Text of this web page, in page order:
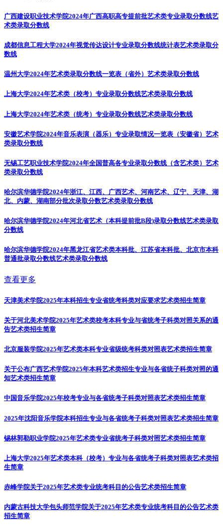
广西建设职业技术学院2024年广西高职高专提前批艺术类专业录取分数线艺
术类录取分数线
成都信息工程大学2024年视觉传达设计专业录取分数线统计表艺术类录取分
数线
温州大学2024年艺术类录取分数线一览表（省外） 艺术类录取分数线
上海大学2024年艺术类（校考）专业录取分数线艺术类录取分数线
上海大学2024年艺术类（统考）专业录取分数线艺术类录取分数线
安徽艺术学院2024年音乐表演（器乐）专业录取情况一览表（安徽省） 艺术
类录取分数线
无锡工艺职业技术学院2024年全国普高各专业录取分数线（含艺术类） 艺术
类录取分数线
哈尔滨华德学院2024年浙江、江西、广西艺术、河南艺术、辽宁、天津、湖
北、内蒙、湖南部分批次录取分数艺术类录取分数线
哈尔滨华德学院2024年河北省艺术（本科提前批B段)录取分数线艺术类录取
分数线
哈尔滨华德学院2024年黑龙江省艺术类本科批、江苏省本科批、北京市本科
普通批录取分数线艺术类录取分数线
查看更多
天津美术学院2025年本科招生专业省统考科类对应要求艺术类招生简章
关于河北美术学院2025年艺术类校考本科专业与省统考子科类对照关系的通
告艺术类招生简章
北京服装学院2025年艺术类本科专业省级统考科类对照表艺术类招生简章
关于公布广西艺术学院2025年本科艺术类招生专业与各省统子科类对照的通
知艺术类招生简章
中国音乐学院2025年校考专业与各省统考子科类对照表艺术类招生简章
2025年沈阳音乐学院本科招生专业与各省统考子科类对照表艺术类招生简章
锡林郭勒职业学院2025年艺术类专业省统考子科类对照艺术类招生简章
上海大学2025年艺术类本科（校考）专业与各省统考子科类对照表艺术类招
生简章
赤峰学院关于2025年艺术类专业统考科目的公告艺术类招生简章
内蒙古科技大学包头师范学院关于2025年艺术类专业统考科目的公告艺术类
招生简章